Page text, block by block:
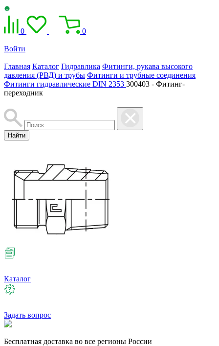
0 0
Войти
Главная Каталог Гидравлика Фитинги, рукава высокого
давления (РВД) и трубы Фитинги и трубные соединения
Фитинги гидравлические DIN 2353 300403 - Фитинг-
переходник
Найти
Каталог
Задать вопрос
Бесплатная доставка во все регионы России